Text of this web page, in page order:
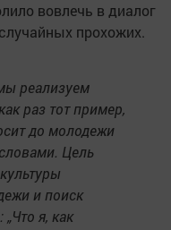
вовлечь в диалог
прохожих.
реализуем
раз тот пример,
до молодежи
Цель
и поиск
я, как